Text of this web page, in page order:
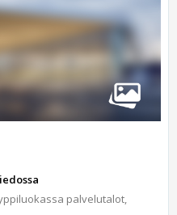
palvelutalot,